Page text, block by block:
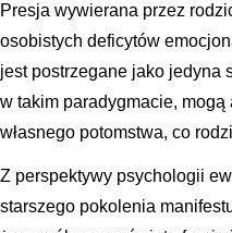
Presja wywierana przez
osobistych deficytów
jest postrzegane jako jedyna
w takim paradygmacie,
własnego potomstwa, co
Z perspektywy psychologii
starszego pokolenia